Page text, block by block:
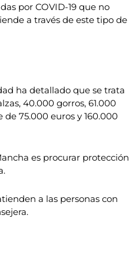
por COVID-19 que no
a través de este tipo de
ha detallado que se trata
40.000 gorros, 61.000
75.000 euros y 160.000
es procurar protección
a las personas con